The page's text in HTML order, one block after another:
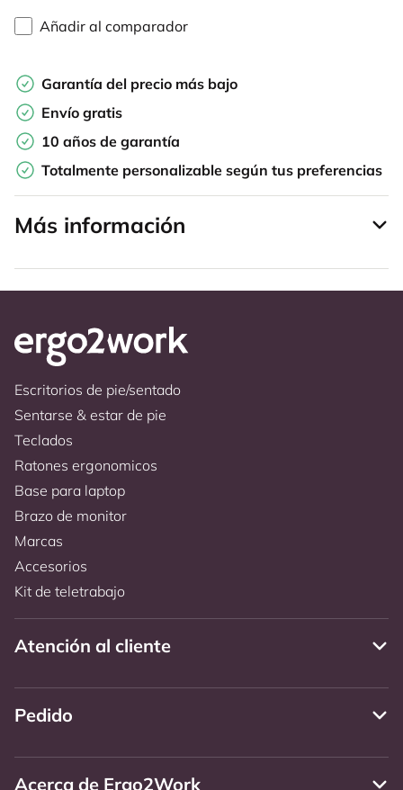
Añadir al comparador
Garantía del precio más bajo
Envío gratis
10 años de garantía
Totalmente personalizable según tus preferencias
Más información
Escritorios de pie/sentado
Sentarse & estar de pie
Teclados
Ratones ergonomicos
Base para laptop
Brazo de monitor
Marcas
Accesorios
Kit de teletrabajo
Atención al cliente
Pedido
Acerca de Ergo2Work